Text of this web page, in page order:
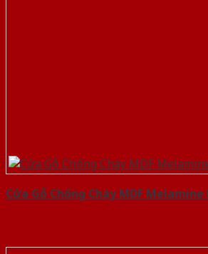
Cửa Gỗ Chống Cháy MDF Melamine